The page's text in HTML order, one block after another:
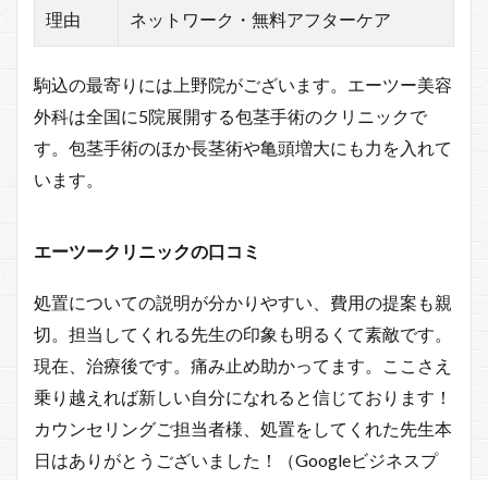
理由
ネットワーク・無料アフターケア
駒込の最寄りには上野院がございます。エーツー美容
外科は全国に5院展開する包茎手術のクリニックで
す。包茎手術のほか長茎術や亀頭増大にも力を入れて
います。
エーツークリニックの口コミ
処置についての説明が分かりやすい、費用の提案も親
切。担当してくれる先生の印象も明るくて素敵です。
現在、治療後です。痛み止め助かってます。ここさえ
乗り越えれば新しい自分になれると信じております！
カウンセリングご担当者様、処置をしてくれた先生本
日はありがとうございました！（Googleビジネスプ